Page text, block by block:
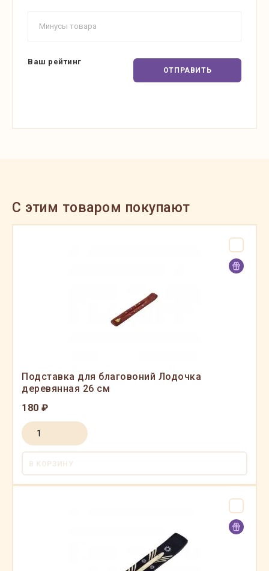
Ваш рейтинг
ОТПРАВИТЬ
C этим товаром покупают
Подставка для благовоний Лодочка
деревянная 26 см
180 ₽
В КОРЗИНУ